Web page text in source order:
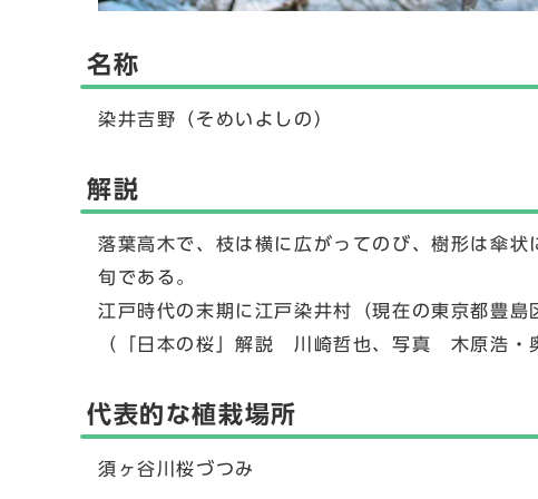
名称
染井吉野（そめいよしの）
解説
落葉高木で、枝は横に広がってのび、樹形は傘
旬である。
江戸時代の末期に江戸染井村（現在の東京都豊
（「日本の桜」解説 川崎哲也、写真 木原浩・
代表的な植栽場所
須ヶ谷川桜づつみ